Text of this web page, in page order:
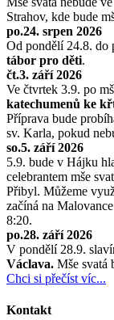
Strahov, kde bude
po.24. srpen 2026
Od pondělí 24.8. do
tábor pro děti.
čt.3. září 2026
Ve čtvrtek 3.9. po
katechumenů ke
Příprava bude
sv. Karla, pokud
so.5. září 2026
5.9. bude v Hájku
celebrantem mše
Přibyl. Můžeme
začíná na
8:20.
po.28. září 2026
V pondělí 28.9.
Václava. Mše svatá
Chci si přečíst víc...
Kontakt